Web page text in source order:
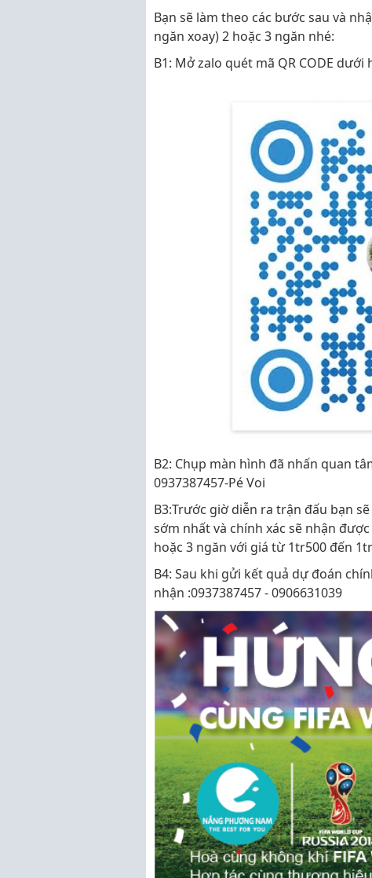
Bạn sẽ làm theo các bước sau và
ngăn xoay) 2 hoặc 3 ngăn nhé:
B1: Mở zalo quét mã QR CODE
B2: Chụp màn hình đã nhấn quan
0937387457-Pé Voi
B3:Trước giờ diễn ra trận đấu bạn
sớm nhất và chính xác sẽ nhận được
hoặc 3 ngăn với giá từ 1tr500 đến
B4: Sau khi gửi kết quả dự đoán
nhận :0937387457 - 0906631039